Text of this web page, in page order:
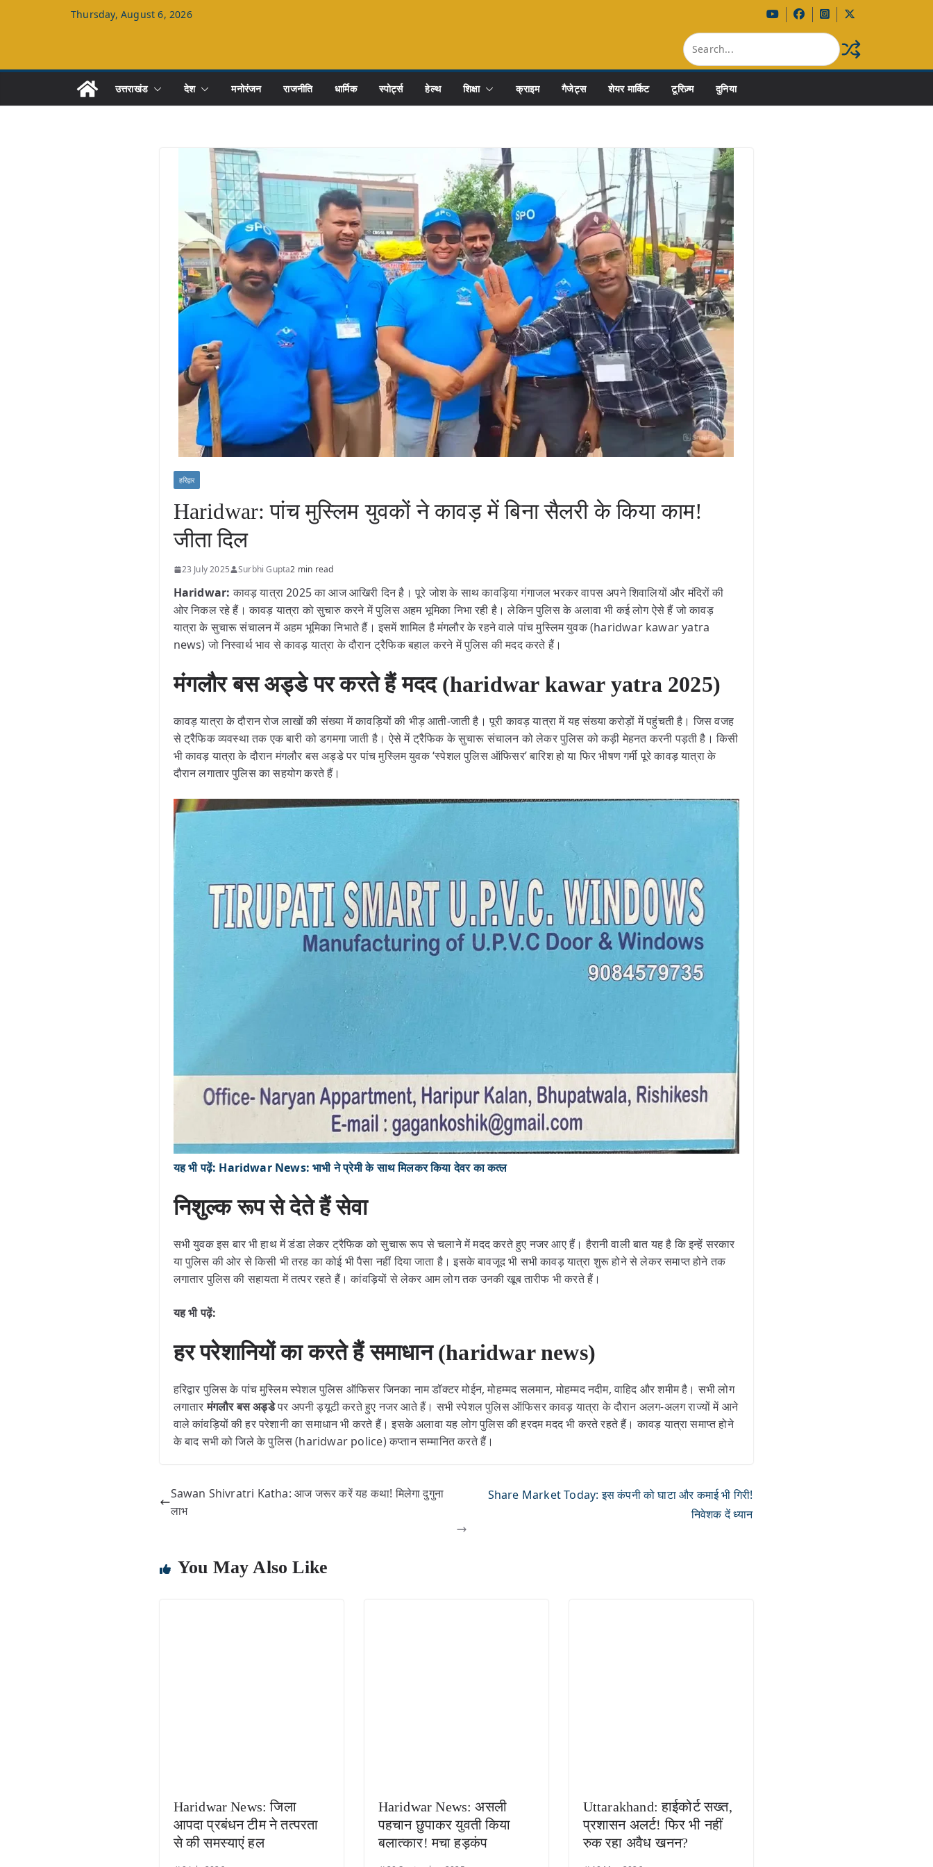
Thursday, August 6, 2026
उत्तराखंड देश मनोरंजन राजनीति धार्मिक स्पोर्ट्स हेल्थ शिक्षा क्राइम गैजेट्स शेयर मार्किट टूरिज़्म दुनिया
हरिद्वार
Haridwar: पांच मुस्लिम युवकों ने कावड़ में बिना सैलरी के किया काम!
जीता दिल
23 July 2025 Surbhi Gupta2 min read
Haridwar:कावड़ यात्रा 2025 का आज आखिरी दिन है। पूरे जोश के साथ कावड़िया गंगाजल भरकर वापस अपने शिवालियों और मंदिरों की
ओर निकल रहे हैं। कावड़ यात्रा को सुचारु करने में पुलिस अहम भूमिका निभा रही है। लेकिन पुलिस के अलावा भी कई लोग ऐसे हैं जो कावड़
यात्रा के सुचारू संचालन में अहम भूमिका निभाते हैं। इसमें शामिल है मंगलौर के रहने वाले पांच मुस्लिम युवक (haridwar kawar yatra
news) जो निस्वार्थ भाव से कावड़ यात्रा के दौरान ट्रैफिक बहाल करने में पुलिस की मदद करते हैं।
मंगलौर बस अड्डे पर करते हैं मदद (haridwar kawar yatra 2025)
कावड़ यात्रा के दौरान रोज लाखों की संख्या में कावड़ियों की भीड़ आती-जाती है। पूरी कावड़ यात्रा में यह संख्या करोड़ों में पहुंचती है। जिस वजह
से ट्रैफिक व्यवस्था तक एक बारी को डगमगा जाती है। ऐसे में ट्रैफिक के सुचारू संचालन को लेकर पुलिस को कड़ी मेहनत करनी पड़ती है। किसी
भी कावड़ यात्रा के दौरान मंगलौर बस अड्डे पर पांच मुस्लिम युवक ‘स्पेशल पुलिस ऑफिसर’ बारिश हो या फिर भीषण गर्मी पूरे कावड़ यात्रा के
दौरान लगातार पुलिस का सहयोग करते हैं।
यह भी पढ़ें: Haridwar News: भाभी ने प्रेमी के साथ मिलकर किया देवर का कत्ल
निशुल्क रूप से देते हैं सेवा
सभी युवक इस बार भी हाथ में डंडा लेकर ट्रैफिक को सुचारू रूप से चलाने में मदद करते हुए नजर आए हैं। हैरानी वाली बात यह है कि इन्हें सरकार
या पुलिस की ओर से किसी भी तरह का कोई भी पैसा नहीं दिया जाता है। इसके बावजूद भी सभी कावड़ यात्रा शुरू होने से लेकर समाप्त होने तक
लगातार पुलिस की सहायता में तत्पर रहते हैं। कांवड़ियों से लेकर आम लोग तक उनकी खूब तारीफ भी करते हैं।
यह भी पढ़ें:
हर परेशानियों का करते हैं समाधान (haridwar news)
हरिद्वार पुलिस के पांच मुस्लिम स्पेशल पुलिस ऑफिसर जिनका नाम डॉक्टर मोईन, मोहम्मद सलमान, मोहम्मद नदीम, वाहिद और शमीम है। सभी लोग
लगातारमंगलौरबस अड्डेपर अपनी ड्यूटी करते हुए नजर आते हैं। सभी स्पेशल पुलिस ऑफिसर कावड़ यात्रा के दौरान अलग-अलग राज्यों में आने
वाले कांवड़ियों की हर परेशानी का समाधान भी करते हैं। इसके अलावा यह लोग पुलिस की हरदम मदद भी करते रहते हैं। कावड़ यात्रा समाप्त होने
के बाद सभी को जिले के पुलिस (haridwar police) कप्तान सम्मानित करते हैं।
Sawan Shivratri Katha: आज जरूर करें यह कथा! मिलेगा दुगुना
लाभ
Share Market Today: इस कंपनी को घाटा और कमाई भी गिरी!
निवेशक दें ध्यान
You May Also Like
Haridwar News: जिला
आपदा प्रबंधन टीम ने तत्परता
से की समस्याएं हल
Haridwar News: असली
पहचान छुपाकर युवती किया
बलात्कार! मचा हड़कंप
Uttarakhand: हाईकोर्ट सख्त,
प्रशासन अलर्ट! फिर भी नहीं
रुक रहा अवैध खनन?